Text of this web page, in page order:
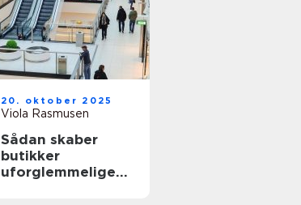
20. oktober 2025
Viola Rasmusen
Sådan skaber
butikker
uforglemmelige